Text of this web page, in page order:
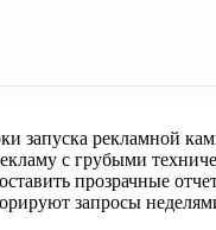
запуска рекламной
с грубыми
прозрачные
запросы